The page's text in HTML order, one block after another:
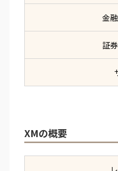
金
証
XMの概要